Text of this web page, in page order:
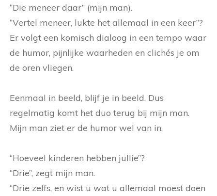
“Die meneer daar” (mijn man).
“Vertel meneer, lukte het allemaal in een keer”?
Er volgt een komisch dialoog in een tempo waar
de humor, pijnlijke waarheden en clichés je om
de oren vliegen.
Eenmaal in beeld, blijf je in beeld. Dus
regelmatig komt het duo terug bij mijn man.
Mijn man ziet er de humor wel van in.
“Hoeveel kinderen hebben jullie”?
“Drie”, zegt mijn man.
“Drie zelfs, en wist u wat u allemaal moest doen